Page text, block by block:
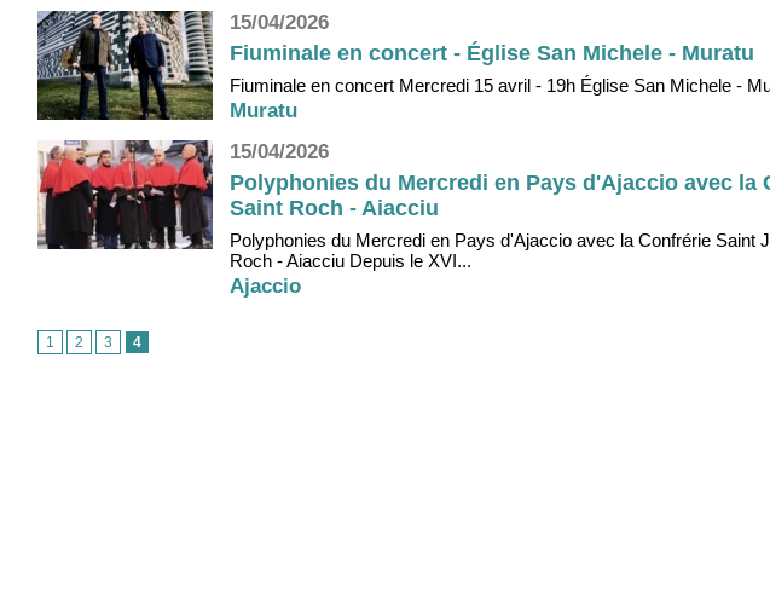
15/04/2026
Fiuminale en concert - Église San Michele - Muratu
Fiuminale en concert Mercredi 15 avril - 19h Église San Michele -
Muratu
15/04/2026
Polyphonies du Mercredi en Pays d'Ajaccio avec la
Saint Roch - Aiacciu
Polyphonies du Mercredi en Pays d'Ajaccio avec la Confrérie Saint
Roch - Aiacciu Depuis le XVI...
Ajaccio
1 2 3 4